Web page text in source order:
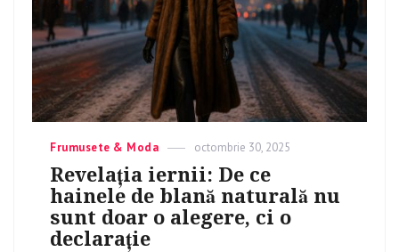
Categories
Frumusete & Moda
Posted
on
octombrie 30, 2025
Revelația iernii: De ce
hainele de blană naturală nu
sunt doar o alegere, ci o
declarație